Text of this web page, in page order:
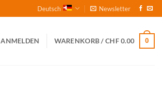
Deutsch Newsletter
ANMELDEN WARENKORB /CHF0.00 0